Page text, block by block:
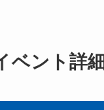
ベント詳細